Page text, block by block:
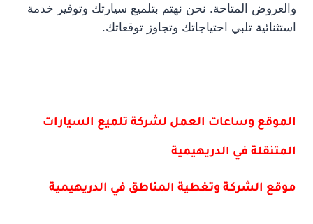
والعروض المتاحة. نحن نهتم بتلميع سيارتك وتوفير خدمة
استثنائية تلبي احتياجاتك وتجاوز توقعاتك.
الموقع وساعات العمل لشركة تلميع السيارات
المتنقلة في الدريهيمية
موقع الشركة وتغطية المناطق في الدريهيمية